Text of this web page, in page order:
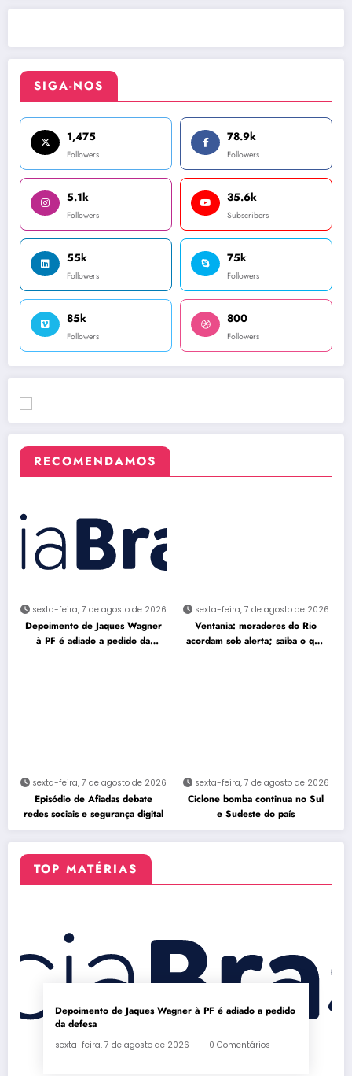
SIGA-NOS
1,475
Followers
78.9k
Followers
5.1k
Followers
35.6k
Subscribers
55k
Followers
75k
Followers
85k
Followers
800
Followers
RECOMENDAMOS
sexta-feira, 7 de agosto de 2026
Depoimento de Jaques Wagner
à PF é adiado a pedido da
sexta-feira, 7 de agosto de 2026
Ventania: moradores do Rio
acordam sob alerta; saiba o que
sexta-feira, 7 de agosto de 2026
Episódio de Afiadas debate
redes sociais e segurança digital
sexta-feira, 7 de agosto de 2026
Ciclone bomba continua no Sul
e Sudeste do país
TOP MATÉRIAS
Depoimento de Jaques Wagner à PF é adiado a pedido
da defesa
sexta-feira, 7 de agosto de 2026 0 Comentários